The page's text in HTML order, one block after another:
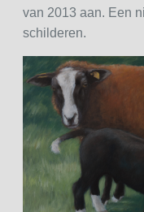
van 2013 aan. Een
schilderen.